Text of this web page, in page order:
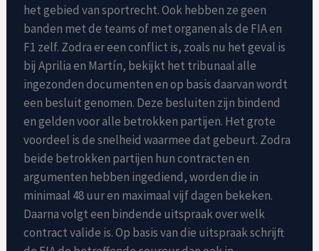
het gebied van sportrecht. Ook hebben ze geen
banden met de teams of met organen als de FIA en
F1 zelf. Zodra er een conflict is, zoals nu het geval is
bij Aprilia en Martín, bekijkt het tribunaal alle
ingezonden documenten en op basis daarvan wordt
een besluit genomen. Deze besluiten zijn bindend
en gelden voor alle betrokken partijen. Het grote
voordeel is de snelheid waarmee dat gebeurt. Zodra
beide betrokken partijen hun contracten en
argumenten hebben ingediend, worden die in
minimaal 48 uur en maximaal vijf dagen bekeken.
Daarna volgt een bindende uitspraak over welk
contract valide is. Op basis van die uitspraak schrijft